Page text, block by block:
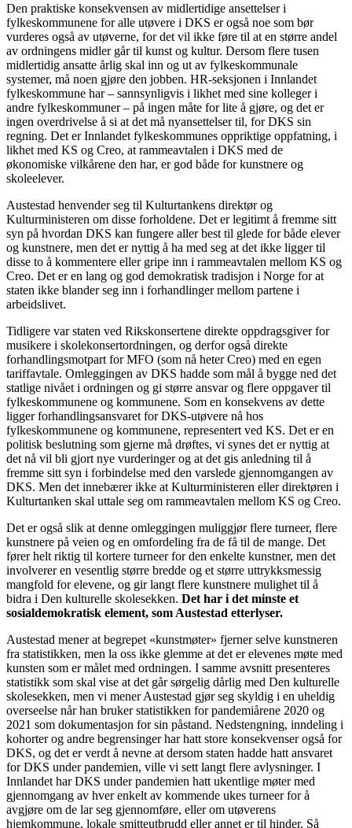
Den praktiske konsekvensen av midlertidige ansettelser i
fylkeskommunene for alle utøvere i DKS er også noe som bør
vurderes også av utøverne, for det vil ikke føre til at en større andel
av ordningens midler går til kunst og kultur. Dersom flere tusen
midlertidig ansatte årlig skal inn og ut av fylkeskommunale
systemer, må noen gjøre den jobben. HR-seksjonen i Innlandet
fylkeskommune har – sannsynligvis i likhet med sine kolleger i
andre fylkeskommuner – på ingen måte for lite å gjøre, og det er
ingen overdrivelse å si at det må nyansettelser til, for DKS sin
regning. Det er Innlandet fylkeskommunes oppriktige oppfatning, i
likhet med KS og Creo, at rammeavtalen i DKS med de
økonomiske vilkårene den har, er god både for kunstnere og
skoleelever.
Austestad henvender seg til Kulturtankens direktør og
Kulturministeren om disse forholdene. Det er legitimt å fremme sitt
syn på hvordan DKS kan fungere aller best til glede for både elever
og kunstnere, men det er nyttig å ha med seg at det ikke ligger til
disse to å kommentere eller gripe inn i rammeavtalen mellom KS og
Creo. Det er en lang og god demokratisk tradisjon i Norge for at
staten ikke blander seg inn i forhandlinger mellom partene i
arbeidslivet.
Tidligere var staten ved Rikskonsertene direkte oppdragsgiver for
musikere i skolekonsertordningen, og derfor også direkte
forhandlingsmotpart for MFO (som nå heter Creo) med en egen
tariffavtale. Omleggingen av DKS hadde som mål å bygge ned det
statlige nivået i ordningen og gi større ansvar og flere oppgaver til
fylkeskommunene og kommunene. Som en konsekvens av dette
ligger forhandlingsansvaret for DKS-utøvere nå hos
fylkeskommunene og kommunene, representert ved KS. Det er en
politisk beslutning som gjerne må drøftes, vi synes det er nyttig at
det nå vil bli gjort nye vurderinger og at det gis anledning til å
fremme sitt syn i forbindelse med den varslede gjennomgangen av
DKS. Men det innebærer ikke at Kulturministeren eller direktøren i
Kulturtanken skal uttale seg om rammeavtalen mellom KS og Creo.
Det er også slik at denne omleggingen muliggjør flere turneer, flere
kunstnere på veien og en omfordeling fra de få til de mange. Det
fører helt riktig til kortere turneer for den enkelte kunstner, men det
involverer en vesentlig større bredde og et større uttrykksmessig
mangfold for elevene, og gir langt flere kunstnere mulighet til å
bidra i Den kulturelle skolesekken. Det har i det minste et
sosialdemokratisk element, som Austestad etterlyser.
Austestad mener at begrepet «kunstmøter» fjerner selve kunstneren
fra statistikken, men la oss ikke glemme at det er elevenes møte med
kunsten som er målet med ordningen. I samme avsnitt presenteres
statistikk som skal vise at det går sørgelig dårlig med Den kulturelle
skolesekken, men vi mener Austestad gjør seg skyldig i en uheldig
overseelse når han bruker statistikken for pandemiårene 2020 og
2021 som dokumentasjon for sin påstand. Nedstengning, inndeling i
kohorter og andre begrensinger har hatt store konsekvenser også for
DKS, og det er verdt å nevne at dersom staten hadde hatt ansvaret
for DKS under pandemien, ville vi sett langt flere avlysninger. I
Innlandet har DKS under pandemien hatt ukentlige møter med
gjennomgang av hver enkelt av kommende ukes turneer for å
avgjøre om de lar seg gjennomføre, eller om utøverens
hjemkommune, lokale smitteutbrudd eller annet er til hinder. Så